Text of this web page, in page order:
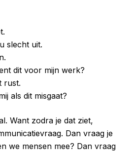
slecht uit.
dit voor mijn werk?
rust.
als dit misgaat?
Want zodra je dat ziet,
Dan vraag je
we mensen mee? Dan vraag